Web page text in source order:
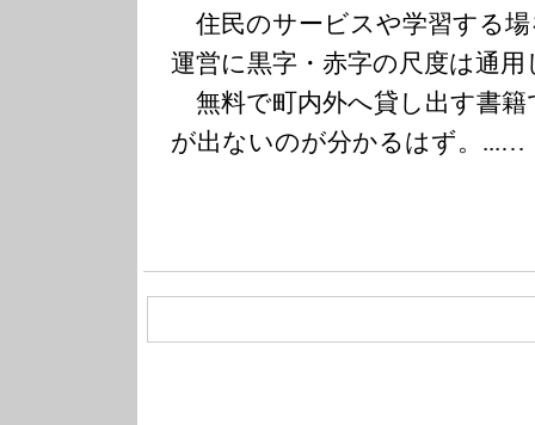
住民のサービスや学習する
運営に黒字・赤字の尺度は通用
無料で町内外へ貸し出す書籍
が出ないのが分かるはず。 ...…